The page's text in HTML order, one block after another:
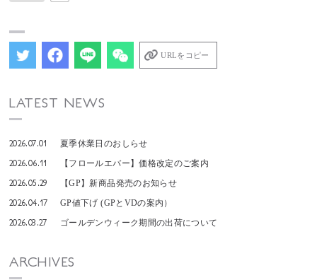
URLをコピー
LATEST NEWS
2026.07.01 夏季休業日のおしらせ
2026.06.11 【フロールエバー】価格改定のご案内
2026.05.29 【GP】新商品発売のお知らせ
2026.04.17 GP値下げ (GPとVDの案内）
2026.03.27 ゴールデンウィーク期間の出荷について
ARCHIVES